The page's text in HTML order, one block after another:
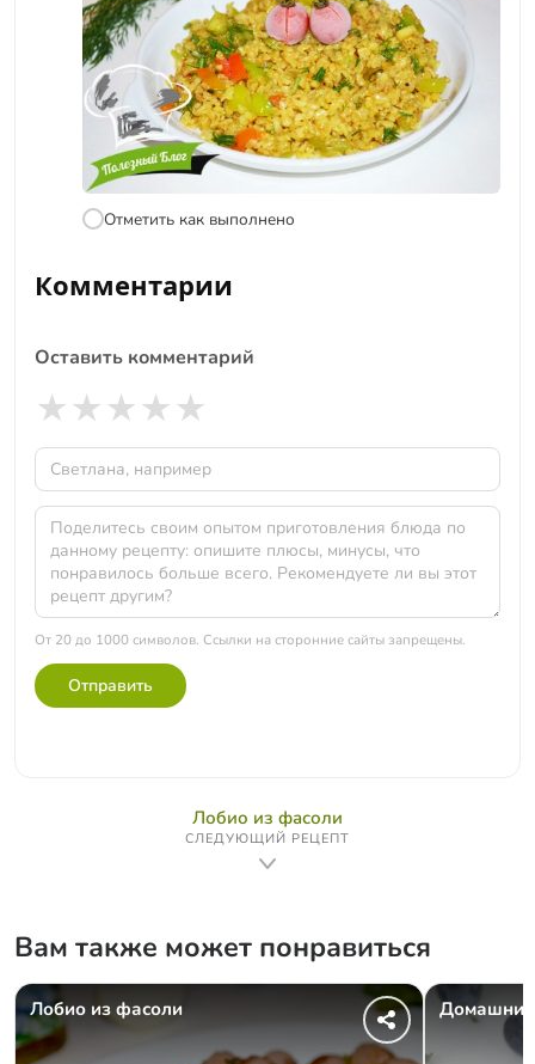
Отметить как выполнено
Комментарии
Оставить комментарий
★★★★★
От 20 до 1000 символов. Ссылки на сторонние сайты запрещены.
Отправить
Лобио из фасоли
СЛЕДУЮЩИЙ РЕЦЕПТ
Вам также может понравиться
Лобио из фасоли Домашний